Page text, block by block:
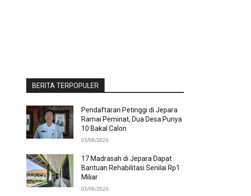
BERITA TERPOPULER
Pendaftaran Petinggi di Jepara
Ramai Peminat, Dua Desa Punya
10 Bakal Calon
05/08/2026
17 Madrasah di Jepara Dapat
Bantuan Rehabilitasi Senilai Rp1
Miliar
03/08/2026